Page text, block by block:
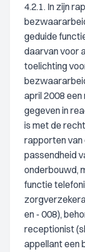
4.2.1. In zijn
geduide
daarvan voor
toelichting
april 2008
gegeven in
is met de
rapporten
passendheid
onderbouwd,
functie
en - 008),
receptionist
appellant een